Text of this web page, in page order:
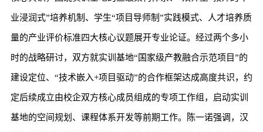
业浸润式”培养机制、学生“项目导师制”实践模式、人才培养质
量的产业评价标准四大核心议题展开专业论证。经过两个多小
时的战略研讨，双方就实训基地“国家级产教融合示范项目”的
建设定位、“技术嵌入+项目驱动”的合作框架达成高度共识，约
定后续成立由校企双方核心成员组成的专项工作组，启动实训
基地的空间规划、课程体系开发等前期工作。陈一诺强调，汉